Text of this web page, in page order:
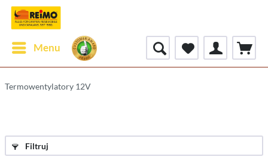
Menu
Termowentylatory 12V
Filtruj